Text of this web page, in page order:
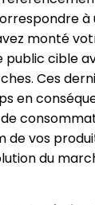
à
monté
public cible
Ces
en
de vos
du